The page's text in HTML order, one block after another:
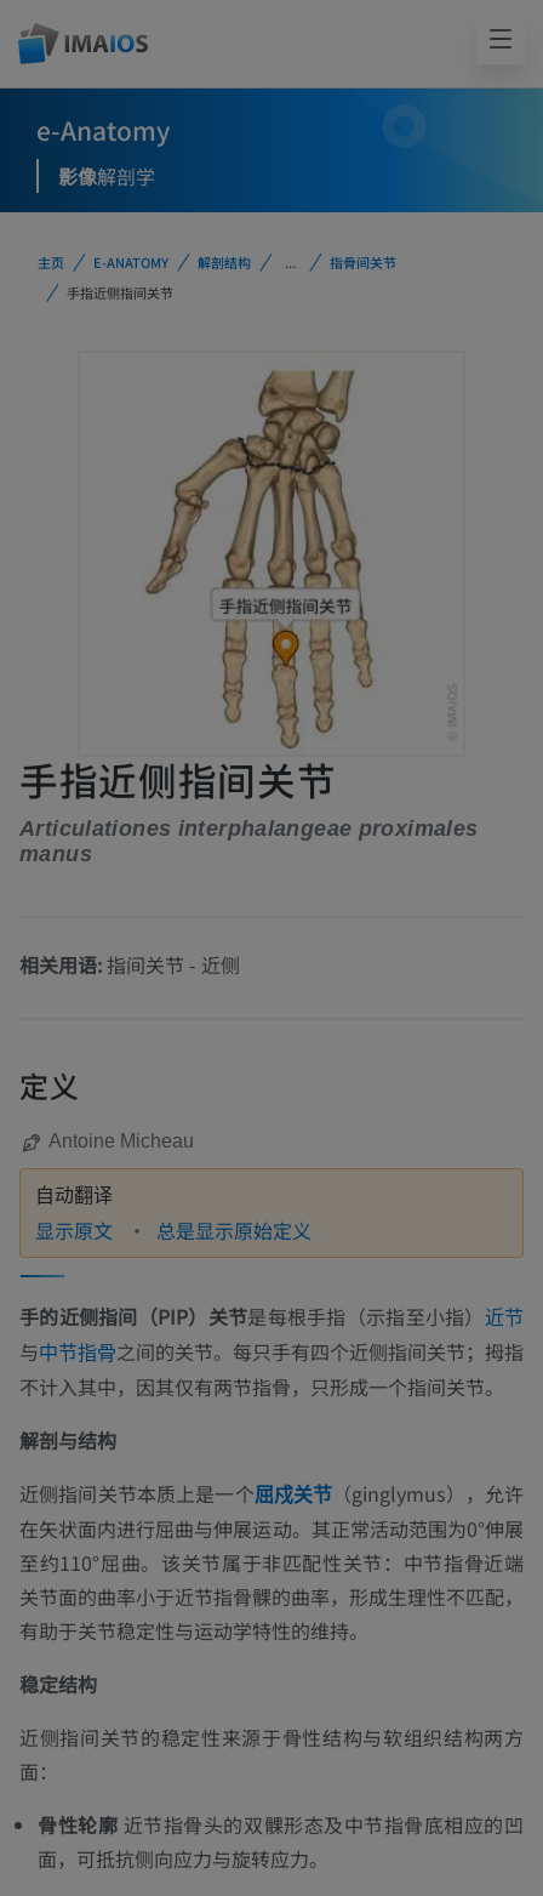
e-Anatomy
影像解剖学
主页 E-ANATOMY 解剖结构 ...
指骨间关节
手指近侧指间关节
手指近侧指间关节
Articulationes interphalangeae proximales
manus
相关用语:指间关节 - 近侧
定义
Antoine Micheau
自动翻译
显示原文 总是显示原始定义
手的近侧指间（PIP）关节是每根手指（示指至小指） 近节
与中节指骨之间的关节。每只手有四个近侧指间关节；拇指
不计入其中，因其仅有两节指骨，只形成一个指间关节。
解剖与结构
近侧指间关节本质上是一个屈戍关节 （ginglymus），允许
在矢状面内进行屈曲与伸展运动。其正常活动范围为0°伸展
至约110°屈曲。该关节属于非匹配性关节：中节指骨近端
关节面的曲率小于近节指骨髁的曲率，形成生理性不匹配，
有助于关节稳定性与运动学特性的维持。
稳定结构
近侧指间关节的稳定性来源于骨性结构与软组织结构两方
面：
骨性轮廓 近节指骨头的双髁形态及中节指骨底相应的凹
面，可抵抗侧向应力与旋转应力。